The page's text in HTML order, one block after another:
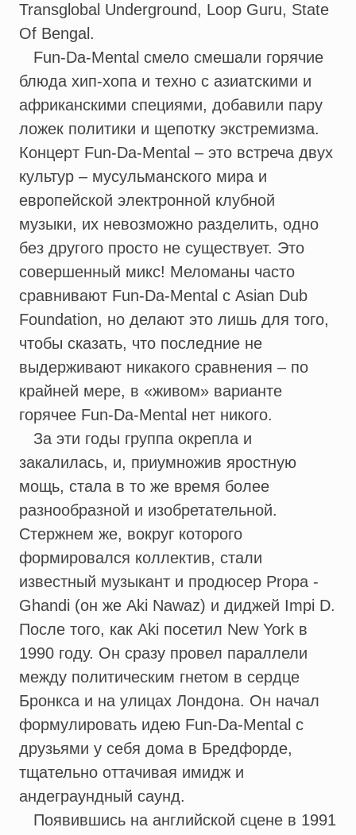
Transglobal Underground, Loop Guru, State
Of Bengal.
Fun-Da-Mental смело смешали горячие
блюда хип-хопа и техно с азиатскими и
африканскими специями, добавили пару
ложек политики и щепотку экстремизма.
Концерт Fun-Da-Mental – это встреча двух
культур – мусульманского мира и
европейской электронной клубной
музыки, их невозможно разделить, одно
без другого просто не существует. Это
совершенный микс! Меломаны часто
сравнивают Fun-Da-Mental с Asian Dub
Foundation, но делают это лишь для того,
чтобы сказать, что последние не
выдерживают никакого сравнения – по
крайней мере, в «живом» варианте
горячее Fun-Da-Mental нет никого.
За эти годы группа окрепла и
закалилась, и, приумножив яростную
мощь, стала в то же время более
разнообразной и изобретательной.
Стержнем же, вокруг которого
формировался коллектив, стали
известный музыкант и продюсер Propa -
Ghandi (он же Aki Nawaz) и диджей Impi D.
После того, как Aki посетил New York в
1990 году. Он сразу провел параллели
между политическим гнетом в сердце
Бронкса и на улицах Лондона. Он начал
формулировать идею Fun-Da-Mental с
друзьями у себя дома в Бредфорде,
тщательно оттачивая имидж и
андеграундный саунд.
Появившись на английской сцене в 1991